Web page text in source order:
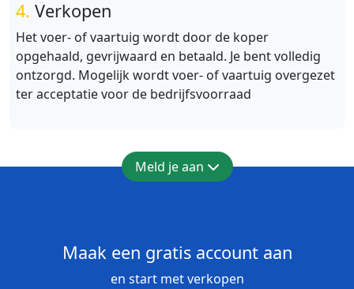
4. Verkopen
Het voer- of vaartuig wordt door de koper
opgehaald, gevrijwaard en betaald. Je bent volledig
ontzorgd. Mogelijk wordt voer- of vaartuig overgezet
ter acceptatie voor de bedrijfsvoorraad
Meld je aan
Maak een gratis account aan
en start met verkopen